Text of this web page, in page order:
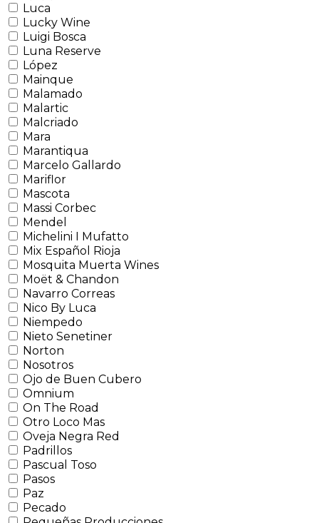
Luca
Lucky Wine
Luigi Bosca
Luna Reserve
López
Mainque
Malamado
Malartic
Malcriado
Mara
Marantiqua
Marcelo Gallardo
Mariflor
Mascota
Massi Corbec
Mendel
Michelini I Mufatto
Mix Español Rioja
Mosquita Muerta Wines
Moët & Chandon
Navarro Correas
Nico By Luca
Niempedo
Nieto Senetiner
Norton
Nosotros
Ojo de Buen Cubero
Omnium
On The Road
Otro Loco Mas
Oveja Negra Red
Padrillos
Pascual Toso
Pasos
Paz
Pecado